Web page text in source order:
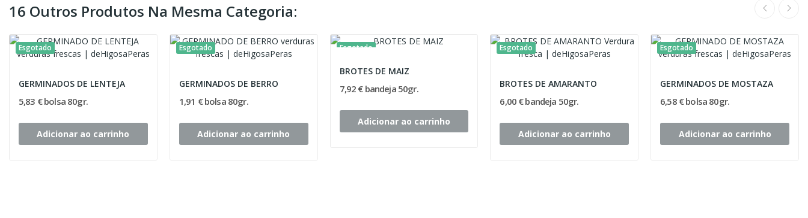
16 Outros Produtos Na Mesma Categoria:
Esgotado
GERMINADOS DE LENTEJA
5,83 € bolsa 80gr.
Adicionar ao carrinho
Esgotado
GERMINADOS DE BERRO
1,91 € bolsa 80gr.
Adicionar ao carrinho
Esgotado
BROTES DE MAIZ
7,92 € bandeja 50gr.
Adicionar ao carrinho
Esgotado
BROTES DE AMARANTO
6,00 € bandeja 50gr.
Adicionar ao carrinho
Esgotado
GERMINADOS DE MOSTAZA
6,58 € bolsa 80gr.
Adicionar ao carrinho